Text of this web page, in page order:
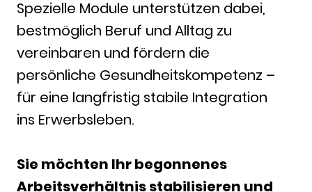
Spezielle Module unterstützen dabei,
bestmöglich Beruf und Alltag zu
vereinbaren und fördern die
persönliche Gesundheitskompetenz –
für eine langfristig stabile Integration
ins Erwerbsleben.
Sie möchten Ihr begonnenes
Arbeitsverhältnis stabilisieren und